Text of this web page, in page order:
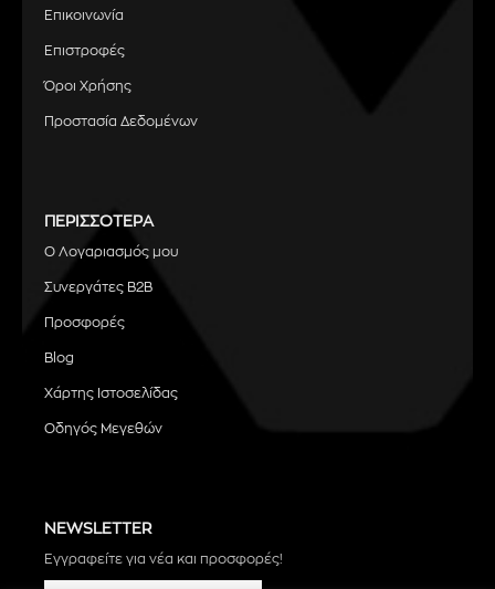
Επικοινωνία
Επιστροφές
Όροι Χρήσης
Προστασία Δεδομένων
ΠΕΡΙΣΣΟΤΕΡΑ
Ο Λογαριασμός μου
Συνεργάτες B2B
Προσφορές
Blog
Χάρτης Ιστοσελίδας
Οδηγός Μεγεθών
NEWSLETTER
Εγγραφείτε για νέα και προσφορές!